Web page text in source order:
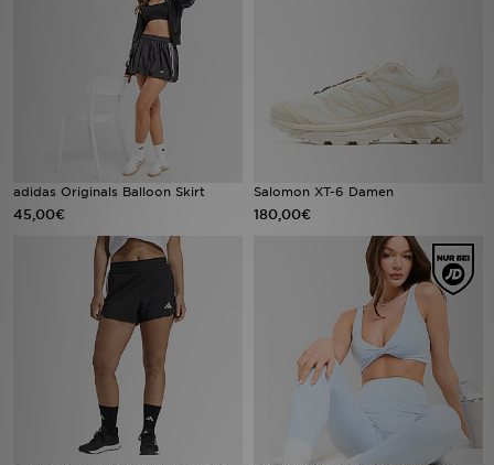
adidas Originals Balloon Skirt
45,00€
Salomon XT-6 Damen
180,00€
Hilfe & Kontakt
Geschenkgutschein
Studenten